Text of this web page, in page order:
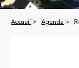
Accueil > Agenda >